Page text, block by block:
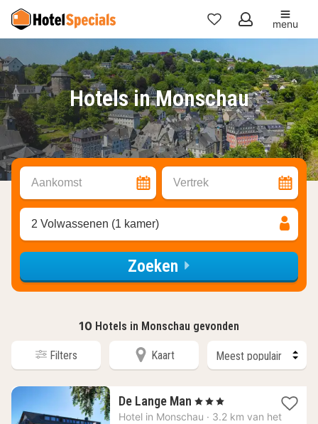
Mijn
favorieten
menu
Hotels in Monschau
Aankomst Vertrek
2 Volwassenen (1 kamer)
Zoeken
10 Hotels in Monschau gevonden
Filters Kaart
De Lange Man 1
nacht
, 3 Sterren
Hotel in Monschau · 3.2 km van het